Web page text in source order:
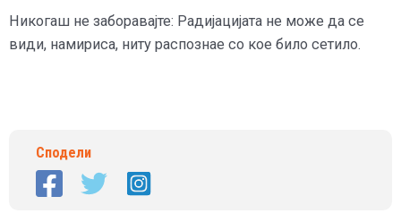
Никогаш не заборавајте: Радијацијата не може да се
види, намириса, ниту распознае со кое било сетило.
Сподели